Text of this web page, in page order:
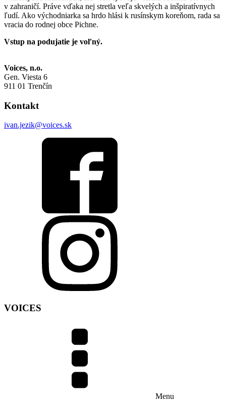
v zahraničí. Práve vďaka nej stretla veľa skvelých a inšpiratívnych
ľudí. Ako východniarka sa hrdo hlási k rusínskym koreňom, rada sa
vracia do rodnej obce Pichne.
Vstup na podujatie je voľný.
Voices, n.o.
Gen. Viesta 6
911 01 Trenčín
Kontakt
ivan.jezik@voices.sk
VOICES
Menu